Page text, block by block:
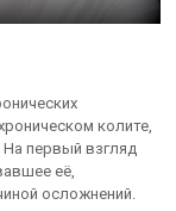
колите,
На первый взгляд
её,
осложнений.